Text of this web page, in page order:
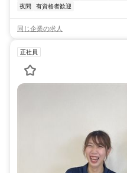
夜間
有資格者歓迎
同じ企業の求人
正社員